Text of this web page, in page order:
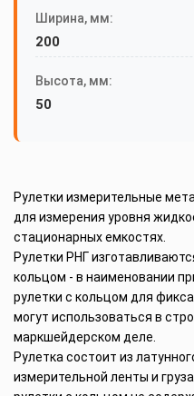
Ширина, мм:
200
Высота, мм:
50
Рулетки измерительные
для измерения уровня
стационарных емкостях.
Рулетки РНГ
кольцом - в наименовании
рулетки с кольцом для
могут использоваться в
маркшейдерском деле.
Рулетка состоит из
измерительной ленты и